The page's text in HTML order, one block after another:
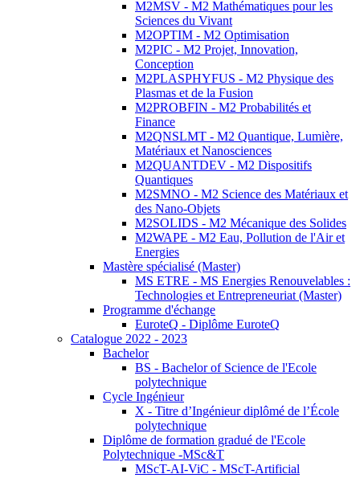
M2MSV - M2 Mathématiques pour les
Sciences du Vivant
M2OPTIM - M2 Optimisation
M2PIC - M2 Projet, Innovation,
Conception
M2PLASPHYFUS - M2 Physique des
Plasmas et de la Fusion
M2PROBFIN - M2 Probabilités et
Finance
M2QNSLMT - M2 Quantique, Lumière,
Matériaux et Nanosciences
M2QUANTDEV - M2 Dispositifs
Quantiques
M2SMNO - M2 Science des Matériaux et
des Nano-Objets
M2SOLIDS - M2 Mécanique des Solides
M2WAPE - M2 Eau, Pollution de l'Air et
Energies
Mastère spécialisé (Master)
MS ETRE - MS Energies Renouvelables :
Technologies et Entrepreneuriat (Master)
Programme d'échange
EuroteQ - Diplôme EuroteQ
Catalogue 2022 - 2023
Bachelor
BS - Bachelor of Science de l'Ecole
polytechnique
Cycle Ingénieur
X - Titre d’Ingénieur diplômé de l’École
polytechnique
Diplôme de formation gradué de l'Ecole
Polytechnique -MSc&T
MScT-AI-ViC - MScT-Artificial